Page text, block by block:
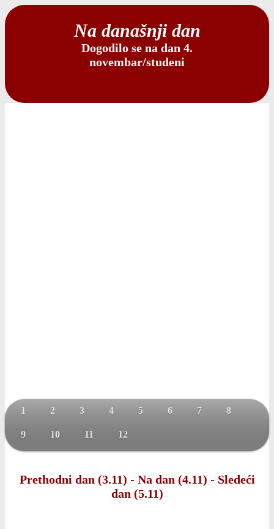
Na današnji dan
Dogodilo se na dan 4.
novembar/studeni
1 2 3 4 5 6 7 8
9 10 11 12
Prethodni dan (3.11) - Na dan (4.11) - Sledeći
dan (5.11)